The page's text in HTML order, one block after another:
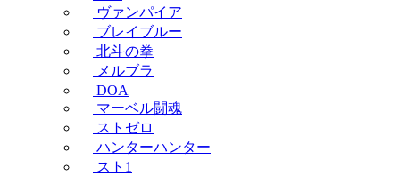
ヴァンパイア
ブレイブルー
北斗の拳
メルブラ
DOA
マーベル闘魂
ストゼロ
ハンターハンター
スト1